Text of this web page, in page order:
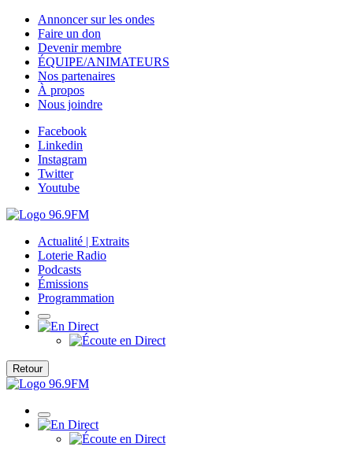
Annoncer sur les ondes
Faire un don
Devenir membre
ÉQUIPE/ANIMATEURS
Nos partenaires
À propos
Nous joindre
Facebook
Linkedin
Instagram
Twitter
Youtube
Actualité | Extraits
Loterie Radio
Podcasts
Émissions
Programmation
Retour